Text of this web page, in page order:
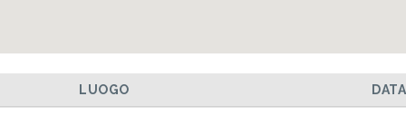
LUOGO DATA